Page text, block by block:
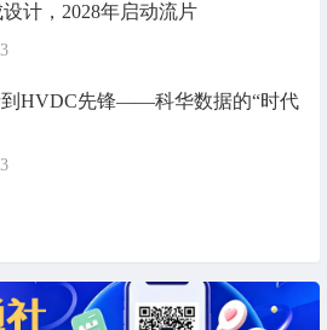
设计，2028年启动流片
到HVDC先锋——科华数据的“时代